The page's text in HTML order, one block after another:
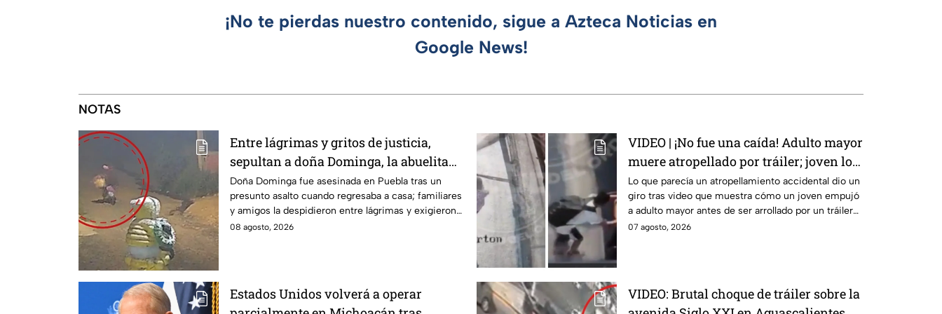
¡No te pierdas nuestro contenido, sigue a Azteca Noticias en
Google News!
NOTAS
Entre lágrimas y gritos de justicia,
sepultan a doña Dominga, la abuelita
asesinada tras asalto en Amozoc,
Puebla
Doña Dominga fue asesinada en Puebla tras un
presunto asalto cuando regresaba a casa; familiares
y amigos la despidieron entre lágrimas y exigieron
justicia.
08 agosto, 2026
VIDEO | ¡No fue una caída! Adulto mayor
muere atropellado por tráiler; joven lo
empujó en Monterrey
Lo que parecía un atropellamiento accidental dio un
giro tras video que muestra cómo un joven empujó
a adulto mayor antes de ser arrollado por un tráiler
en Monterrey.
07 agosto, 2026
Estados Unidos volverá a operar
VIDEO: Brutal choque de tráiler sobre la